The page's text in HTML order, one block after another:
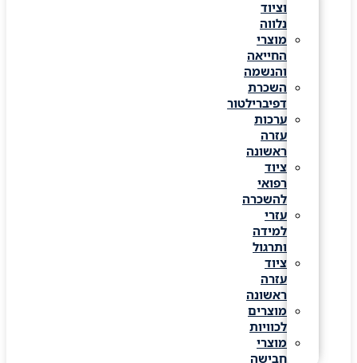
נלווה
מוצרי
החייאה
והנשמה
השכרת
דפיברילטור
ערכות
עזרה
ראשונה
ציוד
רפואי
להשכרה
עזרי
למידה
ותרגול
ציוד
עזרה
ראשונה
מוצרים
לכוויות
מוצרי
חבישה